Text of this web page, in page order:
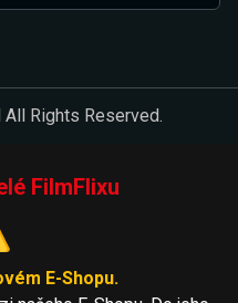
Rights Reserved.
FilmFlixu
E-Shopu.